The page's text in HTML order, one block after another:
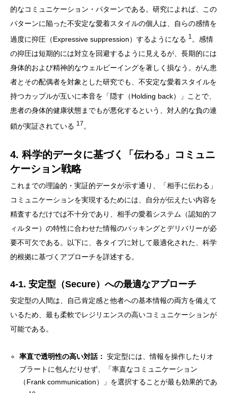
的なコミュニケーション・パターンである。研究によれば、この
パターンに陥った不安定な愛着スタイルの個人は、自らの感情を
過度に抑圧（Expressive suppression）するようになる 1 。感情
の抑圧は短期的には対立を回避するように見えるが、長期的には
身体的および精神的なウェルビーイングを著しく損なう。がん患
者とその配偶者を対象とした研究でも、不安定な愛着スタイルを
持つカップルが互いに本音を「隠す（Holding back）」ことで、
患者の身体的健康状態までもが悪化するという、対人的な負の連
鎖が実証されている 17 。
4. 科学的データに基づく「伝わる」コミュニ
ケーション戦略
これまでの理論的・実証的データが示す通り、「相手に伝わる」
コミュニケーションを実現するためには、自分が伝えたい内容を
精査するだけでは不十分であり、相手の愛着システム（認知的フ
ィルター）の特性に合わせた情報のパッキングとデリバリーが必
要不可欠である。以下に、各タイプに対して最適化された、科学
的根拠に基づくアプローチを詳述する。
4-1. 安定型（Secure）への最適なアプローチ
安定型の人間は、自己肯定感と他者への基本情報の両方を備えて
いるため、最も柔軟でレジリエンスの高いコミュニケーションが
可能である。
率直で透明性の高い対話： 安定型には、情報を操作したりオ
ブラートに包んだりせず、「率直なコミュニケーション
（Frank communication）」を選択することが最も効果的であ